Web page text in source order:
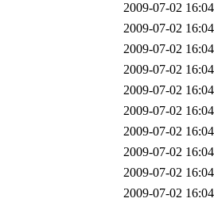
2009-07-02 16:04
2009-07-02 16:04
2009-07-02 16:04
2009-07-02 16:04
2009-07-02 16:04
2009-07-02 16:04
2009-07-02 16:04
2009-07-02 16:04
2009-07-02 16:04
2009-07-02 16:04